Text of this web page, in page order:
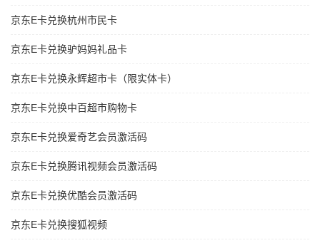
京东E卡兑换杭州市民卡
京东E卡兑换驴妈妈礼品卡
京东E卡兑换永辉超市卡（限实体卡）
京东E卡兑换中百超市购物卡
京东E卡兑换爱奇艺会员激活码
京东E卡兑换腾讯视频会员激活码
京东E卡兑换优酷会员激活码
京东E卡兑换搜狐视频